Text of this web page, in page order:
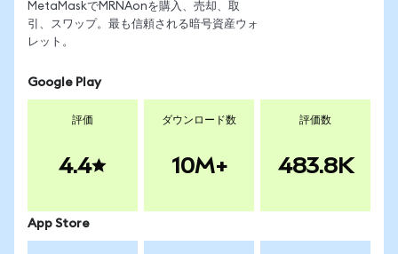
MetaMaskでMRNAonを購入、売却、取
引、スワップ。最も信頼される暗号資産ウォ
レット。
Google Play
評価
4.4
ダウンロード数
10M+
評価数
483.8K
App Store